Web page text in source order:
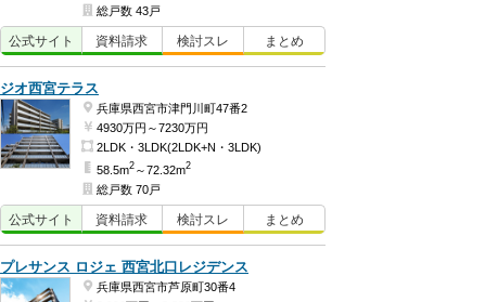
総戸数 43戸
公式サイト 資料請求 検討スレ まとめ
ジオ西宮テラス
兵庫県西宮市津門川町47番2
4930万円～7230万円
2LDK・3LDK(2LDK+N・3LDK)
58.5m2 ～72.32m2
総戸数 70戸
公式サイト 資料請求 検討スレ まとめ
プレサンス ロジェ 西宮北口レジデンス
兵庫県西宮市芦原町30番4